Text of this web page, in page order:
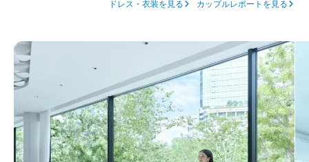
ドレス・衣装を見る カップルレポートを見る